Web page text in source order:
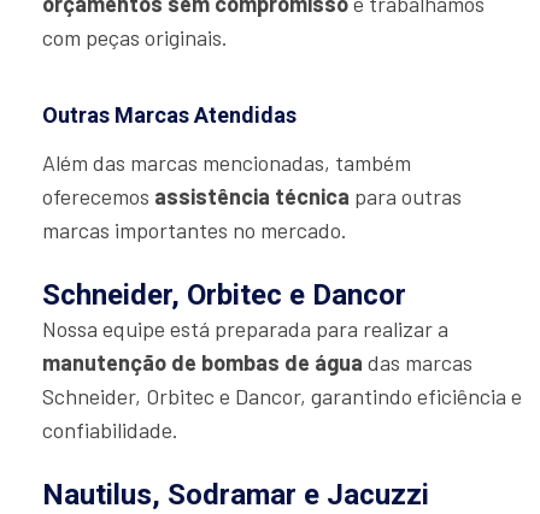
com peças originais.
Outras Marcas Atendidas
Além das marcas mencionadas, também
oferecemos assistência técnica para outras
marcas importantes no mercado.
Schneider, Orbitec e Dancor
Nossa equipe está preparada para realizar a
manutenção de bombas de água das marcas
Schneider, Orbitec e Dancor, garantindo eficiência e
confiabilidade.
Nautilus, Sodramar e Jacuzzi